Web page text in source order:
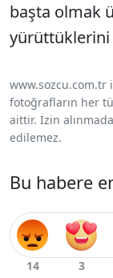
başta olmak
www.sozcu.com.tr
fotoğrafların her
aittir. İzin
edilemez.
Bu habere